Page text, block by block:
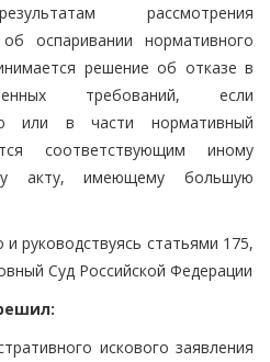
рассмотрения
оспаривании нормативного
решение об отказе в
требований, если
или в части нормативный
соответствующим иному
акту, имеющему большую
руководствуясь статьями 175,
Суд Российской Федерации
искового заявления